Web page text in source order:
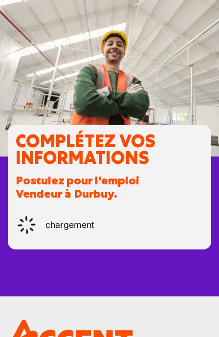
COMPLÉTEZ VOS
INFORMATIONS
Postulez pour l'emploi
Vendeur à Durbuy.
chargement